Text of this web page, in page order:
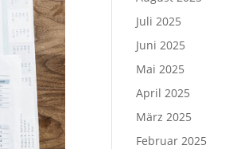
Juli 2025
Juni 2025
Mai 2025
April 2025
März 2025
Februar 2025